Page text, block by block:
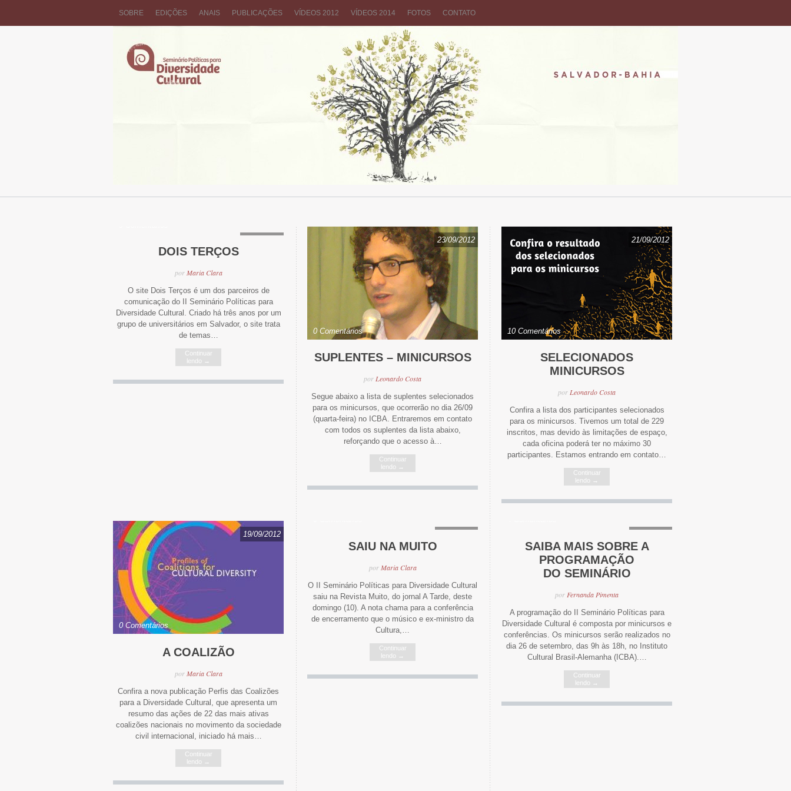
SOBRE EDIÇÕES ANAIS PUBLICAÇÕES VÍDEOS 2012 VÍDEOS 2014 FOTOS CONTATO
DOIS TERÇOS
por Maria Clara
O site Dois Terços é um dos parceiros de
comunicação do II Seminário Políticas para
Diversidade Cultural. Criado há três anos por um
grupo de universitários em Salvador, o site trata
de temas…
Continuar
lendo →
23/09/2012
0 Comentários
SUPLENTES – MINICURSOS
porLeonardo Costa
Segue abaixo a lista de suplentes selecionados
para os minicursos, que ocorrerão no dia 26/09
(quarta-feira) no ICBA. Entraremos em contato
com todos os suplentes da lista abaixo,
reforçando que o acesso à…
Continuar
lendo →
21/09/2012
10 Comentários
SELECIONADOS
MINICURSOS
porLeonardo Costa
Confira a lista dos participantes selecionados
para os minicursos. Tivemos um total de 229
inscritos, mas devido às limitações de espaço,
cada oficina poderá ter no máximo 30
participantes. Estamos entrando em contato…
Continuar
lendo →
19/09/2012
0 Comentários
A COALIZÃO
por Maria Clara
Confira a nova publicação Perfis das Coalizões
para a Diversidade Cultural, que apresenta um
resumo das ações de 22 das mais ativas
coalizões nacionais no movimento da sociedade
civil internacional, iniciado há mais…
Continuar
lendo →
SAIU NA MUITO
por Maria Clara
O II Seminário Políticas para Diversidade Cultural
saiu na Revista Muito, do jornal A Tarde, deste
domingo (10). A nota chama para a conferência
de encerramento que o músico e ex-ministro da
Cultura,…
Continuar
lendo →
SAIBA MAIS SOBRE A
PROGRAMAÇÃO
DO SEMINÁRIO
por Fernanda Pimenta
A programação do II Seminário Políticas para
Diversidade Cultural é composta por minicursos e
conferências. Os minicursos serão realizados no
dia 26 de setembro, das 9h às 18h, no Instituto
Cultural Brasil-Alemanha (ICBA).…
Continuar
lendo →